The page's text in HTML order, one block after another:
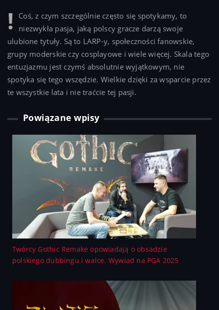
Coś, z czym szczególnie często się spotykamy, to
niezwykła pasja, jaką polscy gracze darzą swoje
ulubione tytuły. Są to LARP-y, społeczności fanowskie,
grupy moderskie czy cosplayowe i wiele więcej. Skala tego
entuzjazmu jest czymś absolutnie wyjątkowym, nie
spotyka się tego wszędzie. Wielkie dzięki za wsparcie przez
te wszystkie lata i nie traćcie tej pasji.
Powiązane wpisy
Twórcy Gothic Remake opowiadają o obsadzie
polskiego dubbingu i walce. Wywiad na PGA 2025